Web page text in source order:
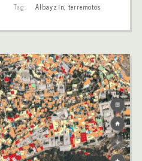
Tag: Albayzín, terremotos